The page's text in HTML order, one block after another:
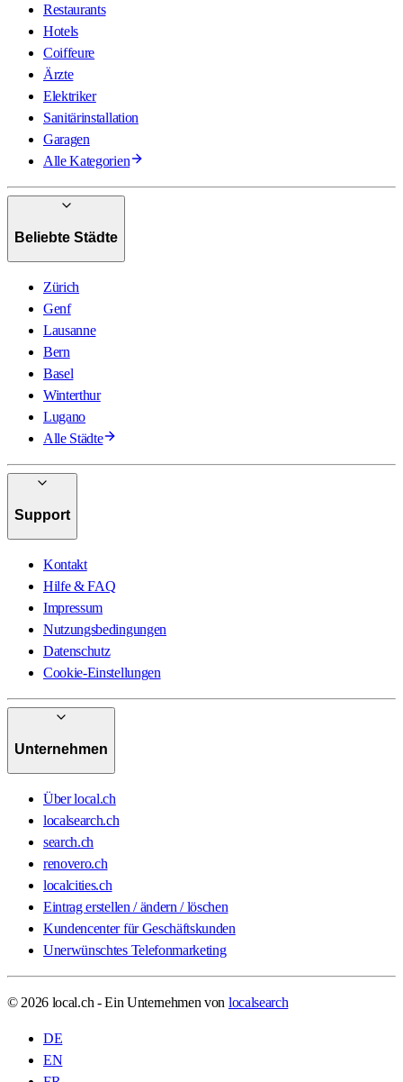
Restaurants
Hotels
Coiffeure
Ärzte
Elektriker
Sanitärinstallation
Garagen
Alle Kategorien
Beliebte Städte
Zürich
Genf
Lausanne
Bern
Basel
Winterthur
Lugano
Alle Städte
Support
Kontakt
Hilfe & FAQ
Impressum
Nutzungsbedingungen
Datenschutz
Cookie-Einstellungen
Unternehmen
Über local.ch
localsearch.ch
search.ch
renovero.ch
localcities.ch
Eintrag erstellen / ändern / löschen
Kundencenter für Geschäftskunden
Unerwünschtes Telefonmarketing
© 2026 local.ch - Ein Unternehmen von localsearch
DE
EN